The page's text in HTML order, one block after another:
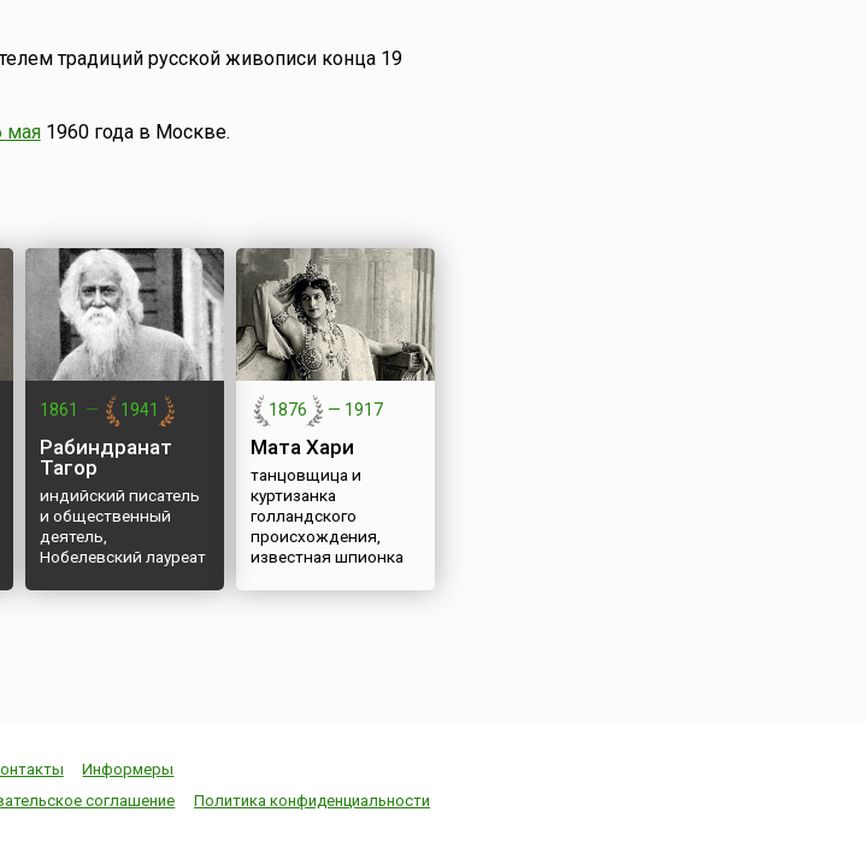
традиций русской живописи конца 19
мая1960 года в Москве.
1861 — 1941
Рабиндранат
Тагор
индийский писатель
и общественный
деятель,
Нобелевский лауреат
1876 — 1917
Мата Хари
танцовщица и
куртизанка
голландского
происхождения,
известная шпионка
Информеры
соглашение Политика конфиденциальности